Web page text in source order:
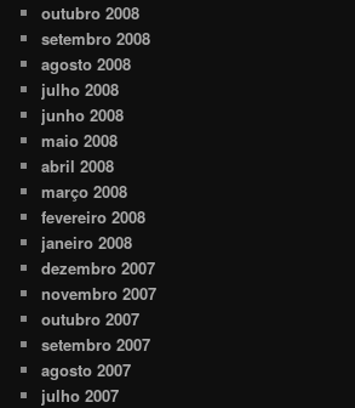
outubro 2008
setembro 2008
agosto 2008
julho 2008
junho 2008
maio 2008
abril 2008
março 2008
fevereiro 2008
janeiro 2008
dezembro 2007
novembro 2007
outubro 2007
setembro 2007
agosto 2007
julho 2007